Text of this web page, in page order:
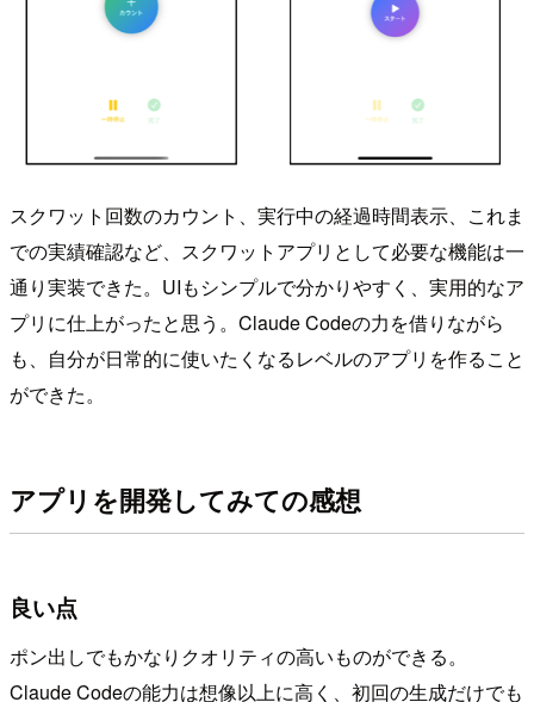
スクワット回数のカウント、実行中の経過時間表示、これま
での実績確認など、スクワットアプリとして必要な機能は一
通り実装できた。UIもシンプルで分かりやすく、実用的なア
プリに仕上がったと思う。Claude Codeの力を借りながら
も、自分が日常的に使いたくなるレベルのアプリを作ること
ができた。
アプリを開発してみての感想
良い点
ポン出しでもかなりクオリティの高いものができる。
Claude Codeの能力は想像以上に高く、初回の生成だけでも